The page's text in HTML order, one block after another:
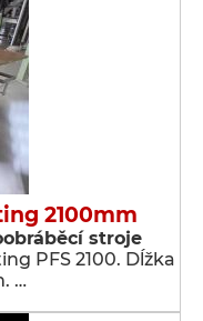
2100mm
stroje
PFS 2100. Dĺžka
…